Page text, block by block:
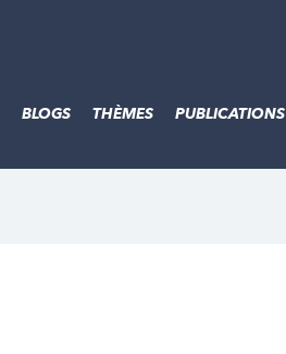
BLOGS THÈMES PUBLICATIONS